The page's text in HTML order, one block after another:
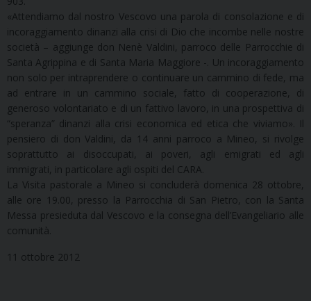
«Attendiamo dal nostro Vescovo una parola di consolazione e di
incoraggiamento dinanzi alla crisi di Dio che incombe nelle nostre
società – aggiunge don Nenè Valdini, parroco delle Parrocchie di
Santa Agrippina e di Santa Maria Maggiore -. Un incoraggiamento
non solo per intraprendere o continuare un cammino di fede, ma
ad entrare in un cammino sociale, fatto di cooperazione, di
generoso volontariato e di un fattivo lavoro, in una prospettiva di
“speranza” dinanzi alla crisi economica ed etica che viviamo». Il
pensiero di don Valdini, da 14 anni parroco a Mineo, si rivolge
soprattutto ai disoccupati, ai poveri, agli emigrati ed agli
immigrati, in particolare agli ospiti del CARA.
La Visita pastorale a Mineo si concluderà domenica 28 ottobre,
alle ore 19.00, presso la Parrocchia di San Pietro, con la Santa
Messa presieduta dal Vescovo e la consegna dell’Evangeliario alle
comunità.
11 ottobre 2012